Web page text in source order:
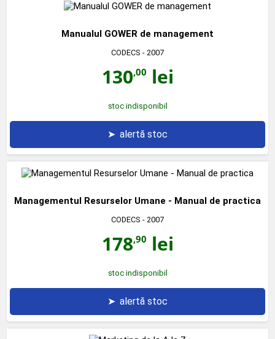
Manualul GOWER de management
CODECS - 2007
130,00 lei
stoc indisponibil
➤ alertă stoc
Managementul Resurselor Umane - Manual de practica
CODECS - 2007
178,90 lei
stoc indisponibil
➤ alertă stoc